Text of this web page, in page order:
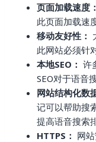
页面加载速度：
此页面加载速
移动友好性：
此网站必须针
本地SEO： 许
SEO对于语音
网站结构化数
记可以帮助搜
提高语音搜索
HTTPS： 网